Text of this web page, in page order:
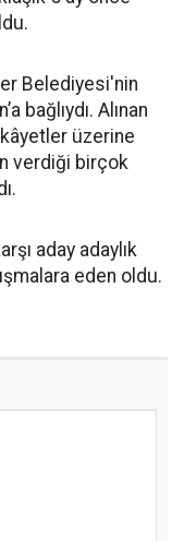
Belediyesi'nin
bağlıydı. Alınan
üzerine
verdiği birçok
aday adaylık
eden oldu.